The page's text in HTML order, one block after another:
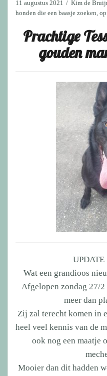
11 augustus 2021
Kim de
honden die een baasje zoeken
Prachtige
gouden
Wat een grandioos
Afgelopen zondag 27/2
meer dan
Zij zal terecht komen in
heel veel kennis van de
ook nog een maatje
Mooier dan dit hadden